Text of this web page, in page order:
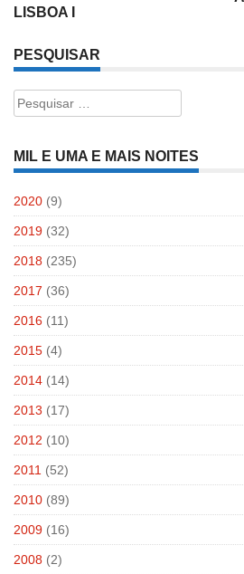
LISBOA I
PESQUISAR
Pesquisar
por:
MIL E UMA E MAIS NOITES
2020 (9)
2019 (32)
2018 (235)
2017 (36)
2016 (11)
2015 (4)
2014 (14)
2013 (17)
2012 (10)
2011 (52)
2010 (89)
2009 (16)
2008 (2)